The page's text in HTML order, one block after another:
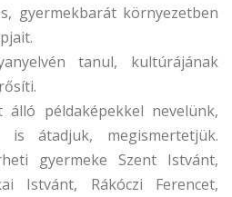
gyermekbarát környezetben
tanul, kultúrájának
példaképekkel nevelünk,
is átadjuk, megismertetjük.
gyermeke Szent Istvánt,
Istvánt, Rákóczi Ferencet,